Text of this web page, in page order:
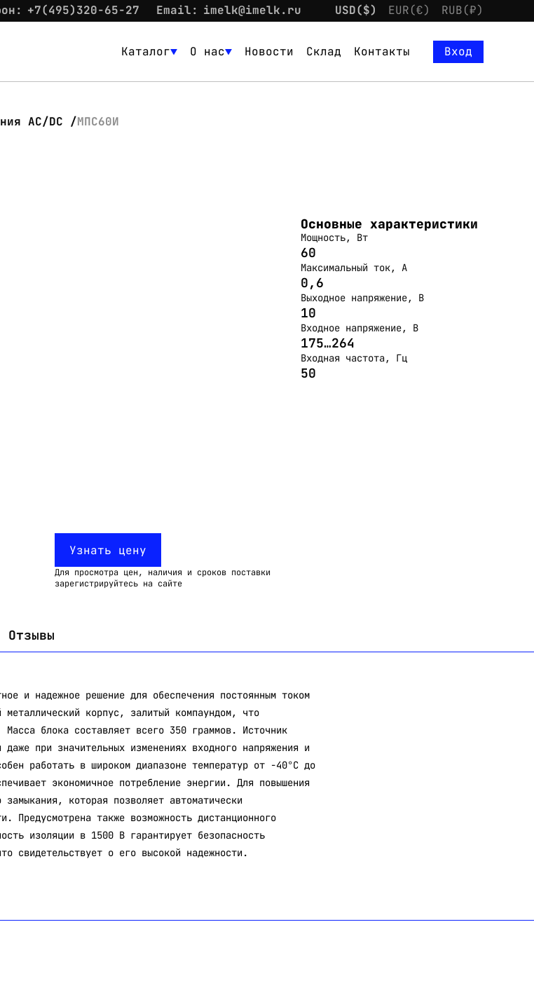
+7(495)320-65-27 Email: imelk@imelk.ru USD($) EUR(€) RUB(₽)
Каталог О нас Новости Склад Контакты
Вход
AC/DC МПС60И
Узнать цену
Для просмотра цен, наличия и сроков поставки
зарегистрируйтесь на сайте
Основные характеристики
Мощность, Вт
60
Максимальный ток, А
0,6
Выходное напряжение, В
10
Входное напряжение, В
175…264
Входная частота, Гц
50
Отзывы
и надежное решение для обеспечения постоянным током
корпус, залитый компаундом, что
блока составляет всего 350 граммов. Источник
при значительных изменениях входного напряжения и
работать в широком диапазоне температур от -40°C до
экономичное потребление энергии. Для повышения
которая позволяет автоматически
Предусмотрена также возможность дистанционного
изоляции в 1500 В гарантирует безопасность
свидетельствует о его высокой надежности.